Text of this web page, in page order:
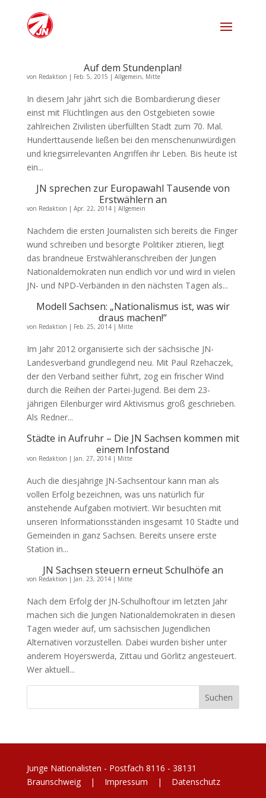
Auf dem Stundenplan!
von Redaktion | Feb. 5, 2015 | Allgemein, Mitte
In diesem Jahr jährt sich die Bombardierung dieser
einst mit Flüchtlingen aus den Ostgebieten sowie
zahlreichen Zivilisten überfüllten Stadt zum 70. Mal.
Hunderttausende ließen bei den menschenunwürdigen
und kriegsirrelevanten Angriffen ihr Leben. Bis heute ist
ein...
JN sprechen zur Europawahl Tausende von
Erstwählern an
von Redaktion | Apr. 22, 2014| Allgemein
Nachdem die ersten Journalisten sich bereits die Finger
wund schreiben und besorgte Politiker zitieren, liegt
das brandneue Erstwähleranschreiben der Jungen
Nationaldemokraten nun endlich vor und wird in vielen
JN- und NPD-Verbänden in den nächsten Tagen als...
Modell Sachsen: „Nationalismus ist, was wir
draus machen!“
von Redaktion | Feb. 25, 2014| Mitte
Im Jahr 2012 organisierte sich der sächsische JN-
Landesverband grundlegend neu. Mit Paul Rzehaczek,
der den Verband seither führt, zog ein frischer Wind
durch die Reihen der Partei-Jugend. Bei dem 23-
jährigen Eilenburger wird Aktivismus groß geschrieben.
Als Redner...
Städte in Aufruhr – Die JN Sachsen kommen mit
einem Infostand
von Redaktion | Jan. 27, 2014| Mitte
Auch die diesjährige JN-Sachsentour kann man als
vollen Erfolg bezeichnen, was uns natürlich für
anstehende Aufgaben motiviert. Wir besuchten mit
unseren Informationsständen insgesamt 10 Städte und
Gemeinden in ganz Sachsen. Bereits unsere erste
Station in...
JN Sachsen steuern erneut Schulhöfe an
von Redaktion | Jan. 23, 2014| Mitte
Nach dem Erfolg der JN-Schulhoftour im letzten Jahr
machen sich die Jungen Nationaldemokraten in diesen
Tagen wieder auf, um sächsischen Jugendlichen
Alternativen vorzustellen. Dabei wurden bisher unter
anderem Hoyerswerda, Zittau und Görlitz angesteuert.
Wer aktuell...
Junge Nationalisten - Postfach 8116 - 38131
Braunschweig | Impressum | Datenschutz